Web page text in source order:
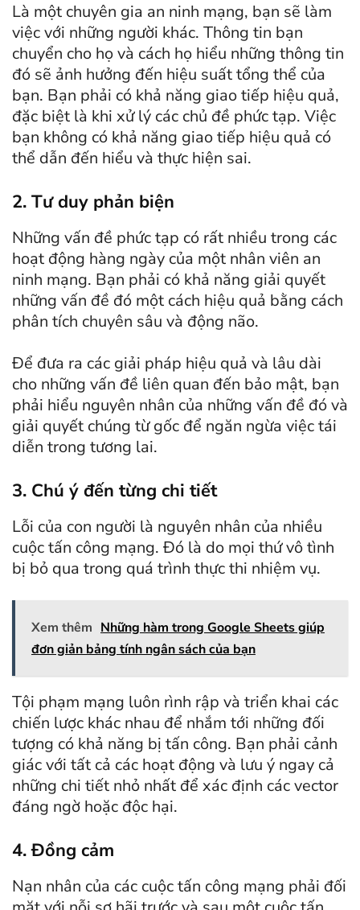
Là một chuyên gia an ninh mạng, bạn sẽ làm
việc với những người khác. Thông tin bạn
chuyển cho họ và cách họ hiểu những thông tin
đó sẽ ảnh hưởng đến hiệu suất tổng thể của
bạn. Bạn phải có khả năng giao tiếp hiệu quả,
đặc biệt là khi xử lý các chủ đề phức tạp. Việc
bạn không có khả năng giao tiếp hiệu quả có
thể dẫn đến hiểu và thực hiện sai.
2. Tư duy phản biện
Những vấn đề phức tạp có rất nhiều trong các
hoạt động hàng ngày của một nhân viên an
ninh mạng. Bạn phải có khả năng giải quyết
những vấn đề đó một cách hiệu quả bằng cách
phân tích chuyên sâu và động não.
Để đưa ra các giải pháp hiệu quả và lâu dài
cho những vấn đề liên quan đến bảo mật, bạn
phải hiểu nguyên nhân của những vấn đề đó và
giải quyết chúng từ gốc để ngăn ngừa việc tái
diễn trong tương lai.
3. Chú ý đến từng chi tiết
Lỗi của con người là nguyên nhân của nhiều
cuộc tấn công mạng. Đó là do mọi thứ vô tình
bị bỏ qua trong quá trình thực thi nhiệm vụ.
Xem thêm Những hàm trong Google Sheets giúp
đơn giản bảng tính ngân sách của bạn
Tội phạm mạng luôn rình rập và triển khai các
chiến lược khác nhau để nhắm tới những đối
tượng có khả năng bị tấn công. Bạn phải cảnh
giác với tất cả các hoạt động và lưu ý ngay cả
những chi tiết nhỏ nhất để xác định các vector
đáng ngờ hoặc độc hại.
4. Đồng cảm
Nạn nhân của các cuộc tấn công mạng phải đối